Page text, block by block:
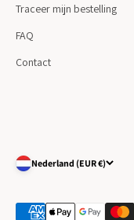
Traceer mijn bestelling
FAQ
Contact
Nederland (EUR €)